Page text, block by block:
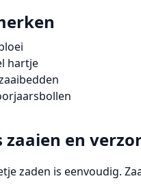
hartje
en
zaden is eenvoudig.